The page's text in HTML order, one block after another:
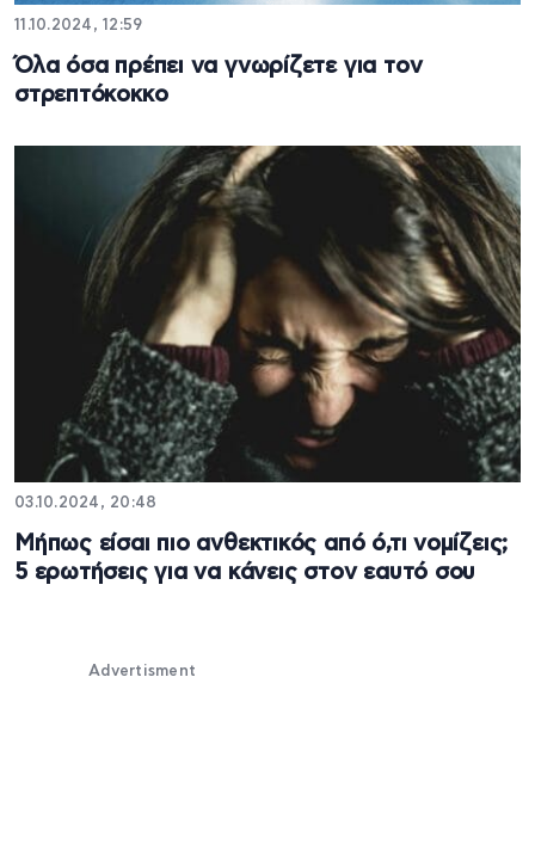
11.10.2024, 12:59
Όλα όσα πρέπει να γνωρίζετε για τον
στρεπτόκοκκο
03.10.2024, 20:48
Μήπως είσαι πιο ανθεκτικός από ό,τι νομίζεις;
5 ερωτήσεις για να κάνεις στον εαυτό σου
Advertisment